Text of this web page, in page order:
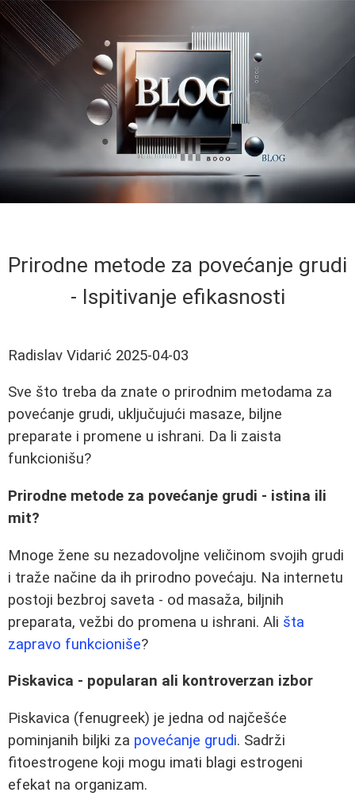
Prirodne metode za povećanje grudi
- Ispitivanje efikasnosti
Radislav Vidarić 2025-04-03
Sve što treba da znate o prirodnim metodama za
povećanje grudi, uključujući masaze, biljne
preparate i promene u ishrani. Da li zaista
funkcionišu?
Prirodne metode za povećanje grudi - istina ili
mit?
Mnoge žene su nezadovoljne veličinom svojih grudi
i traže načine da ih prirodno povećaju. Na internetu
postoji bezbroj saveta - od masaža, biljnih
preparata, vežbi do promena u ishrani. Ali šta
zapravo funkcioniše?
Piskavica - popularan ali kontroverzan izbor
Piskavica (fenugreek) je jedna od najčešće
pominjanih biljki za povećanje grudi. Sadrži
fitoestrogene koji mogu imati blagi estrogeni
efekat na organizam.